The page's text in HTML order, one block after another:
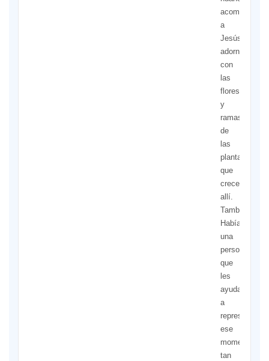
acompañando
a
Jesús,
adornadas
con
las
flores
y
ramas
de
las
plantas
que
crecen
allí.
También
Había
una
persona
que
les
ayudaba
a
representar
ese
momento
tan